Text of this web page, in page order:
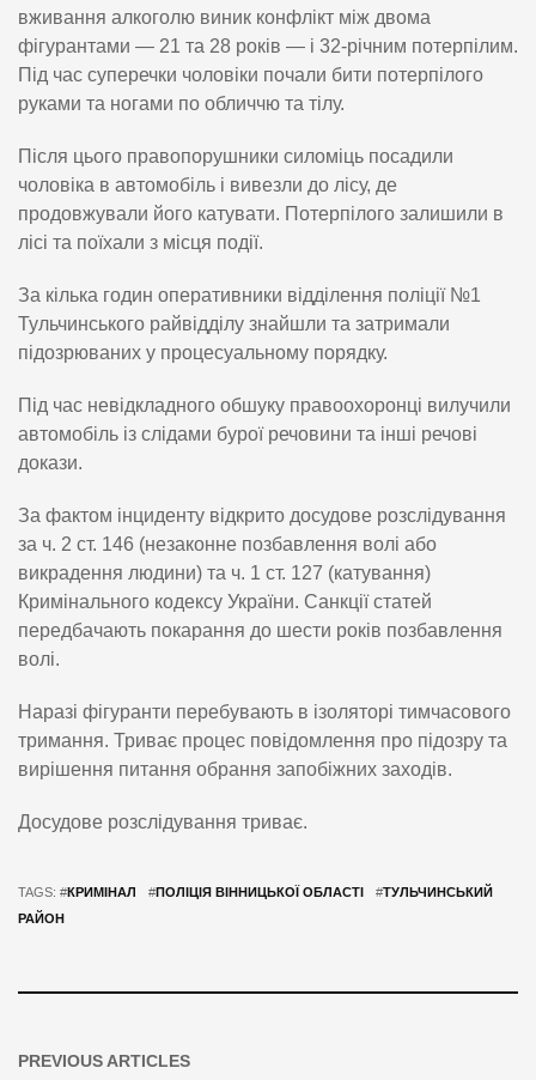
вживання алкоголю виник конфлікт між двома
фігурантами — 21 та 28 років — і 32-річним потерпілим.
Під час суперечки чоловіки почали бити потерпілого
руками та ногами по обличчю та тілу.
Після цього правопорушники силоміць посадили
чоловіка в автомобіль і вивезли до лісу, де
продовжували його катувати. Потерпілого залишили в
лісі та поїхали з місця події.
За кілька годин оперативники відділення поліції №1
Тульчинського райвідділу знайшли та затримали
підозрюваних у процесуальному порядку.
Під час невідкладного обшуку правоохоронці вилучили
автомобіль із слідами бурої речовини та інші речові
докази.
За фактом інциденту відкрито досудове розслідування
за ч. 2 ст. 146 (незаконне позбавлення волі або
викрадення людини) та ч. 1 ст. 127 (катування)
Кримінального кодексу України. Санкції статей
передбачають покарання до шести років позбавлення
волі.
Наразі фігуранти перебувають в ізоляторі тимчасового
тримання. Триває процес повідомлення про підозру та
вирішення питання обрання запобіжних заходів.
Досудове розслідування триває.
TAGS: #КРИМІНАЛ #ПОЛІЦІЯ ВІННИЦЬКОЇ ОБЛАСТІ #ТУЛЬЧИНСЬКИЙ
РАЙОН
PREVIOUS ARTICLES